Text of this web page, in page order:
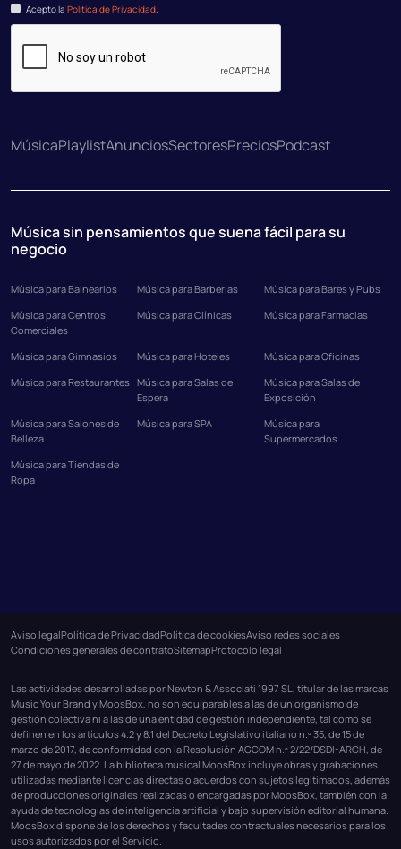
Acepto la Política de Privacidad.
MúsicaPlaylistAnunciosSectoresPreciosPodcast
Música sin pensamientos que suena fácil para su
negocio
Música para Balnearios Música para Barberías
Música para Bares y Pubs
Música para Centros
Comerciales
Música para Clínicas Música para Farmacias
Música para Gimnasios Música para Hoteles
Música para Oficinas
Música para Restaurantes Música para Salas de
Espera
Música para Salas de
Exposición
Música para Salones de
Belleza
Música para SPA
Música para
Supermercados
Música para Tiendas de
Ropa
Aviso legalPolítica de PrivacidadPolítica de cookiesAviso redes sociales
Condiciones generales de contratoSitemapProtocolo legal
Las actividades desarrolladas por Newton & Associati 1997 SL, titular de las marcas
Music Your Brand y MoosBox, no son equiparables a las de un organismo de
gestión colectiva ni a las de una entidad de gestión independiente, tal como se
definen en los artículos 4.2 y 8.1 del Decreto Legislativo italiano n.º 35, de 15 de
marzo de 2017, de conformidad con la Resolución AGCOM n.º 2/22/DSDI-ARCH, de
27 de mayo de 2022. La biblioteca musical MoosBox incluye obras y grabaciones
utilizadas mediante licencias directas o acuerdos con sujetos legitimados, además
de producciones originales realizadas o encargadas por MoosBox, también con la
ayuda de tecnologías de inteligencia artificial y bajo supervisión editorial humana.
MoosBox dispone de los derechos y facultades contractuales necesarios para los
usos autorizados por el Servicio.